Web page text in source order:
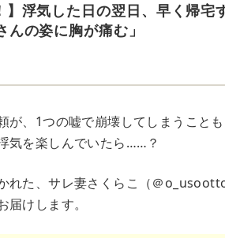
】浮気した日の翌日、早く帰宅
の姿に胸が痛む」
、1つの嘘で崩壊してしまうことも
気を楽しんでいたら……？
れた、サレ妻さくらこ（＠
けします。